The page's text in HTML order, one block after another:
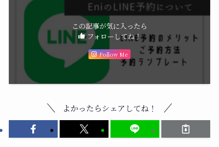
「予約するのが楽」といってくださるお客
様も多いです。この記事が気に入ったら
フォローしてね！
Follow Me
よかったらシェアしてね！